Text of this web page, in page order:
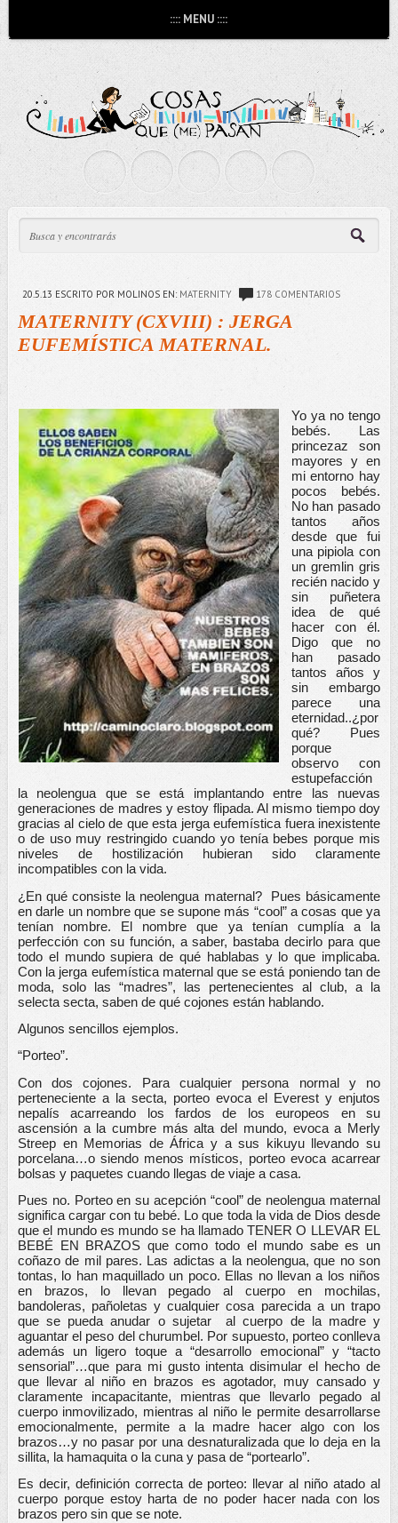
:::: MENU ::::
20.5.13 ESCRITO POR MOLINOS EN: MATERNITY 178 COMENTARIOS
MATERNITY (CXVIII) : JERGA
EUFEMÍSTICA MATERNAL.
Yo ya no tengo
bebés. Las
princezaz son
mayores y en
mi entorno hay
pocos bebés.
No han pasado
tantos años
desde que fui
una pipiola con
un gremlin gris
recién nacido y
sin puñetera
idea de qué
hacer con él.
Digo que no
han pasado
tantos años y
sin embargo
parece una
eternidad..¿por
qué? Pues
porque
observo con
estupefacción
la neolengua que se está implantando entre las nuevas
generaciones de madres y estoy flipada. Al mismo tiempo doy
gracias al cielo de que esta jerga eufemística fuera inexistente
o de uso muy restringido cuando yo tenía bebes porque mis
niveles de hostilización hubieran sido claramente
incompatibles con la vida.
¿En qué consiste la neolengua maternal?  Pues básicamente
en darle un nombre que se supone más “cool” a cosas que ya
tenían nombre. El nombre que ya tenían cumplía a la
perfección con su función, a saber, bastaba decirlo para que
todo el mundo supiera de qué hablabas y lo que implicaba.
Con la jerga eufemística maternal que se está poniendo tan de
moda, solo las “madres”, las pertenecientes al club, a la
selecta secta, saben de qué cojones están hablando.
Algunos sencillos ejemplos.
“Porteo”.
Con dos cojones. Para cualquier persona normal y no
perteneciente a la secta, porteo evoca el Everest y enjutos
nepalís acarreando los fardos de los europeos en su
ascensión a la cumbre más alta del mundo, evoca a Merly
Streep en Memorias de África y a sus kikuyu llevando su
porcelana…o siendo menos místicos, porteo evoca acarrear
bolsas y paquetes cuando llegas de viaje a casa.
Pues no. Porteo en su acepción “cool” de neolengua maternal
significa cargar con tu bebé. Lo que toda la vida de Dios desde
que el mundo es mundo se ha llamado TENER O LLEVAR EL
BEBÉ EN BRAZOS que como todo el mundo sabe es un
coñazo de mil pares. Las adictas a la neolengua, que no son
tontas, lo han maquillado un poco. Ellas no llevan a los niños
en brazos, lo llevan pegado al cuerpo en mochilas,
bandoleras, pañoletas y cualquier cosa parecida a un trapo
que se pueda anudar o sujetar  al cuerpo de la madre y
aguantar el peso del churumbel. Por supuesto, porteo conlleva
además un ligero toque a “desarrollo emocional” y “tacto
sensorial”…que para mi gusto intenta disimular el hecho de
que llevar al niño en brazos es agotador, muy cansado y
claramente incapacitante, mientras que llevarlo pegado al
cuerpo inmovilizado, mientras al niño le permite desarrollarse
emocionalmente, permite a la madre hacer algo con los
brazos…y no pasar por una desnaturalizada que lo deja en la
sillita, la hamaquita o la cuna y pasa de “portearlo”.
Es decir, definición correcta de porteo: llevar al niño atado al
cuerpo porque estoy harta de no poder hacer nada con los
brazos pero sin que se note.